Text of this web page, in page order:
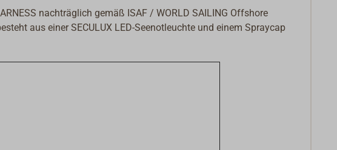
nachträglich gemäß ISAF / WORLD SAILING Offshore
aus einer SECULUX LED-Seenotleuchte und einem Spraycap